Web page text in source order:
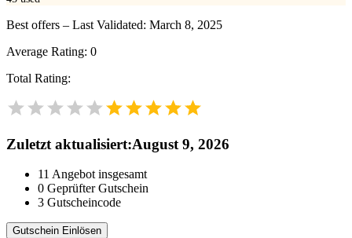
Best offers – Last Validated: March 8, 2025
Average Rating: 0
Total Rating:
Zuletzt aktualisiert:August 9, 2026
11 Angebot insgesamt
0 Geprüfter Gutschein
3 Gutscheincode
Gutschein Einlösen